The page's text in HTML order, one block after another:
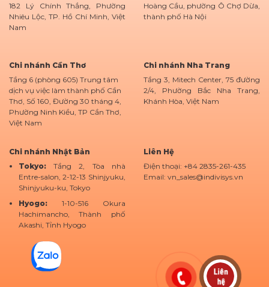
182 Lý Chính Thắng, Phường
Nhiêu Lộc, TP. Hồ Chí Minh, Việt
Nam
Hoàng Cầu, phường Ô Chợ Dừa,
thành phố Hà Nội
Chi nhánh Cần Thơ
Tầng 6 (phòng 605) Trung tâm
dịch vụ việc làm thành phố Cần
Thơ, Số 160, Đường 30 tháng 4,
Phường Ninh Kiều, TP Cần Thơ,
Việt Nam
Chi nhánh Nha Trang
Tầng 3, Mitech Center, 75 đường
2/4, Phường Bắc Nha Trang,
Khánh Hòa, Việt Nam
Chi nhánh Nhật Bản
Tokyo: Tầng 2, Tòa nhà
Entre-salon, 2-12-13 Shinjyuku,
Shinjyuku-ku, Tokyo
Hyogo: 1-10-516 Okura
Hachimancho, Thành phố
Akashi, Tỉnh Hyogo
Liên Hệ
Điện thoại: +84 2835-261-435
Email: vn_sales@indivisys.vn